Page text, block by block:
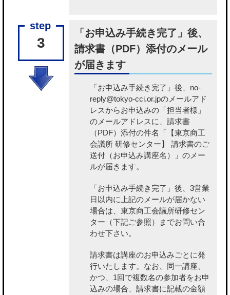
3
「お申込み手続き完了」後、
請求書（PDF）添付のメール
が届きます
「お申込み手続き完了」後、no-
reply@tokyo-cci.or.jpのメールアド
レスからお申込みの「担当者様」
のメールアドレスに、請求書
（PDF）添付の件名「【東京商工
会議所 研修センター】 請求書のご
送付（お申込み講座名）」のメー
ルが届きます。
「お申込み手続き完了」後、3営業
日以内に上記のメールが届かない
場合は、東京商工会議所研修セン
ター（下記ご参照）までお問い合
わせ下さい。
請求書は講座のお申込みごとに発
行いたします。なお、同一講座、
かつ、1回で複数名の参加者をお申
込みの場合、請求書に記載の金額